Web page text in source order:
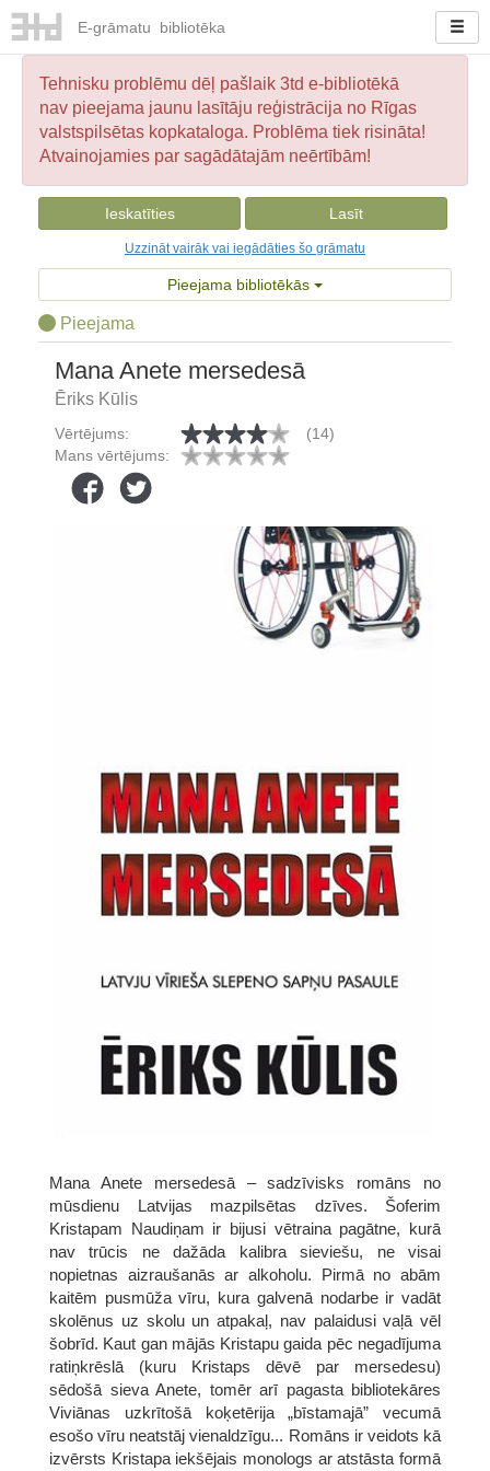
E-grāmatu bibliotēka
Tehnisku problēmu dēļ pašlaik 3td e-bibliotēkā
nav pieejama jaunu lasītāju reģistrācija no Rīgas
valstspilsētas kopkataloga. Problēma tiek risināta!
Atvainojamies par sagādātajām neērtībām!
Ieskatīties Lasīt
Uzzināt vairāk vai iegādāties šo grāmatu
Pieejama bibliotēkās
Pieejama
Mana Anete mersedesā
Ēriks Kūlis
Vērtējums:
(14)
Mans vērtējums:
Mana Anete mersedesā – sadzīvisks romāns no
mūsdienu Latvijas mazpilsētas dzīves. Šoferim
Kristapam Naudiņam ir bijusi vētraina pagātne, kurā
nav trūcis ne dažāda kalibra sieviešu, ne visai
nopietnas aizraušanās ar alkoholu. Pirmā no abām
kaitēm pusmūža vīru, kura galvenā nodarbe ir vadāt
skolēnus uz skolu un atpakaļ, nav palaidusi vaļā vēl
šobrīd. Kaut gan mājās Kristapu gaida pēc negadījuma
ratiņkrēslā (kuru Kristaps dēvē par mersedesu)
sēdošā sieva Anete, tomēr arī pagasta bibliotekāres
Viviānas uzkrītošā koķetērija „bīstamajā” vecumā
esošo vīru neatstāj vienaldzīgu... Romāns ir veidots kā
izvērsts Kristapa iekšējais monologs ar atstāsta formā